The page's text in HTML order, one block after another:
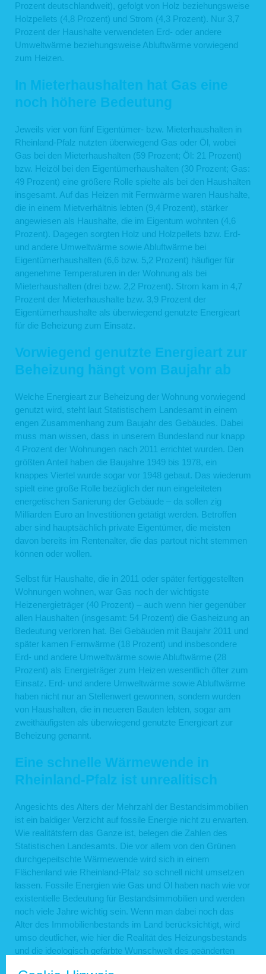
Prozent deutschlandweit), gefolgt von Holz beziehungsweise
Holzpellets (4,8 Prozent) und Strom (4,3 Prozent). Nur 3,7
Prozent der Haushalte verwendeten Erd- oder andere
Umweltwärme beziehungsweise Abluftwärme vorwiegend
zum Heizen.
In Mieterhaushalten hat Gas eine
noch höhere Bedeutung
Jeweils vier von fünf Eigentümer- bzw. Mieterhaushalten in
Rheinland-Pfalz nutzten überwiegend Gas oder Öl, wobei
Gas bei den Mieterhaushalten (59 Prozent; Öl: 21 Prozent)
bzw. Heizöl bei den Eigentümerhaushalten (30 Prozent; Gas:
49 Prozent) eine größere Rolle spielte als bei den Haushalten
insgesamt. Auf das Heizen mit Fernwärme waren Haushalte,
die in einem Mietverhältnis lebten (9,4 Prozent), stärker
angewiesen als Haushalte, die im Eigentum wohnten (4,6
Prozent). Dagegen sorgten Holz und Holzpellets bzw. Erd-
und andere Umweltwärme sowie Abluftwärme bei
Eigentümerhaushalten (6,6 bzw. 5,2 Prozent) häufiger für
angenehme Temperaturen in der Wohnung als bei
Mieterhaushalten (drei bzw. 2,2 Prozent). Strom kam in 4,7
Prozent der Mieterhaushalte bzw. 3,9 Prozent der
Eigentümerhaushalte als überwiegend genutzte Energieart
für die Beheizung zum Einsatz.
Vorwiegend genutzte Energieart zur
Beheizung hängt vom Baujahr ab
Welche Energieart zur Beheizung der Wohnung vorwiegend
genutzt wird, steht laut Statistischem Landesamt in einem
engen Zusammenhang zum Baujahr des Gebäudes. Dabei
muss man wissen, dass in unserem Bundesland nur knapp
4 Prozent der Wohnungen nach 2011 errichtet wurden. Den
größten Anteil haben die Baujahre 1949 bis 1978, ein
knappes Viertel wurde sogar vor 1948 gebaut. Das wiederum
spielt eine große Rolle bezüglich der nun eingeleiteten
energetischen Sanierung der Gebäude – da sollen zig
Milliarden Euro an Investitionen getätigt werden. Betroffen
aber sind hauptsächlich private Eigentümer, die meisten
davon bereits im Rentenalter, die das partout nicht stemmen
können oder wollen.
Selbst für Haushalte, die in 2011 oder später fertiggestellten
Wohnungen wohnen, war Gas noch der wichtigste
Heizenergieträger (40 Prozent) – auch wenn hier gegenüber
allen Haushalten (insgesamt: 54 Prozent) die Gasheizung an
Bedeutung verloren hat. Bei Gebäuden mit Baujahr 2011 und
später kamen Fernwärme (18 Prozent) und insbesondere
Erd- und andere Umweltwärme sowie Abluftwärme (28
Prozent) als Energieträger zum Heizen wesentlich öfter zum
Einsatz. Erd- und andere Umweltwärme sowie Abluftwärme
haben nicht nur an Stellenwert gewonnen, sondern wurden
von Haushalten, die in neueren Bauten lebten, sogar am
zweithäufigsten als überwiegend genutzte Energieart zur
Beheizung genannt.
Eine schnelle Wärmewende in
Rheinland-Pfalz ist unrealitisch
Angesichts des Alters der Mehrzahl der Bestandsimmobilien
ist ein baldiger Verzicht auf fossile Energie nicht zu erwarten.
Wie realitätsfern das Ganze ist, belegen die Zahlen des
Statistischen Landesamts. Die vor allem von den Grünen
durchgepeitschte Wärmewende wird sich in einem
Flächenland wie Rheinland-Pfalz so schnell nicht umsetzen
lassen. Fossile Energien wie Gas und Öl haben nach wie vor
existentielle Bedeutung für Bestandsimmobilien und werden
noch viele Jahre wichtig sein. Wenn man dabei noch das
Alter des Immobilienbestands im Land berücksichtigt, wird
umso deutlicher, wie hier die Realität des Heizungsbestands
und die ideologisch gefärbte Wunschwelt des geänderten